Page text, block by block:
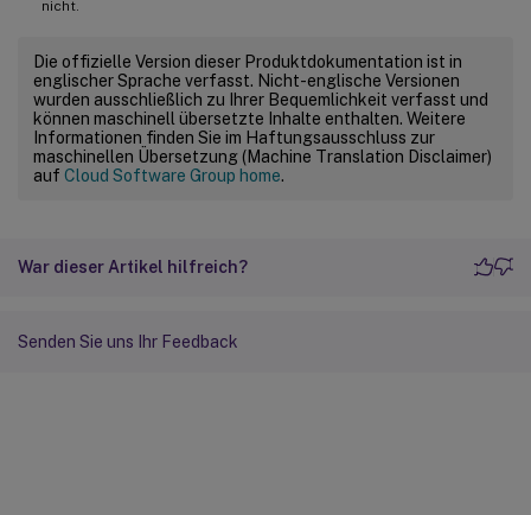
nicht.
Die offizielle Version dieser Produktdokumentation ist in
englischer Sprache verfasst. Nicht-englische Versionen
wurden ausschließlich zu Ihrer Bequemlichkeit verfasst und
können maschinell übersetzte Inhalte enthalten. Weitere
Informationen finden Sie im Haftungsausschluss zur
maschinellen Übersetzung (Machine Translation Disclaimer)
auf Cloud Software Group home.
War dieser Artikel hilfreich?
Senden Sie uns Ihr Feedback